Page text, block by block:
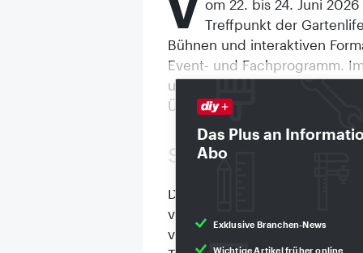
Das Plus an
Abo
Exklusive Branchen-News
Wichtige Artikel früher online
V om 22. bis 24. Juni
Treffpunkt der
Bühnen und interaktiven
Event- und Fachprogramm.
um Digitalisierung, KI,
Überblick über das Angebot.
Sonderflächen
Die Sonderfläche „Grow
verändert“ zeigt, wie sich
verwandeln lassen. Vier